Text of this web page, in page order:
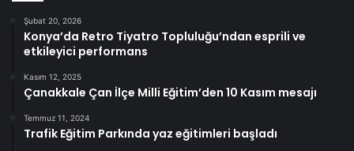
Şubat 20, 2026
Konya’da Retro Tiyatro Topluluğu’ndan esprili ve
etkileyici performans
Kasım 12, 2025
Çanakkale Çan İlçe Milli Eğitim’den 10 Kasım mesajı
Temmuz 11, 2024
Trafik Eğitim Parkında yaz eğitimleri başladı